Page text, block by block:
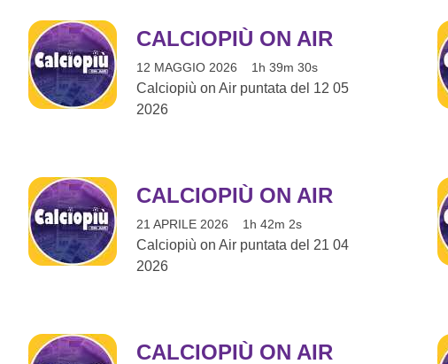
CALCIOPIÙ ON AIR
12 MAGGIO 2026 1h 39m 30s
Calciopiù on Air puntata del 12 05
2026
CALCIOPIÙ ON AIR
21 APRILE 2026 1h 42m 2s
Calciopiù on Air puntata del 21 04
2026
CALCIOPIÙ ON AIR